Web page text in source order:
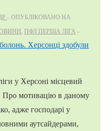
ОПУБЛІКОВАНО НА
, ПФЛ ПЕРША ЛІГА
у Херсоні місцевий
мотивацію в даному
адже господарі у
аутсайдерами,